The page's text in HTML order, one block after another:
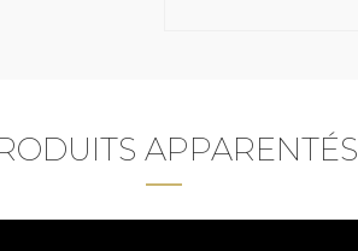
APPARENTÉS